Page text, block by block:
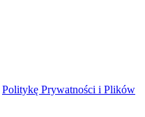
Politykę Prywatności i Plików